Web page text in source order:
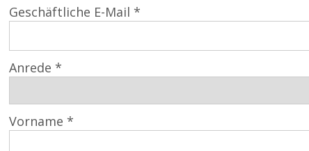
Geschäftliche E-Mail *
Anrede *
Vorname *